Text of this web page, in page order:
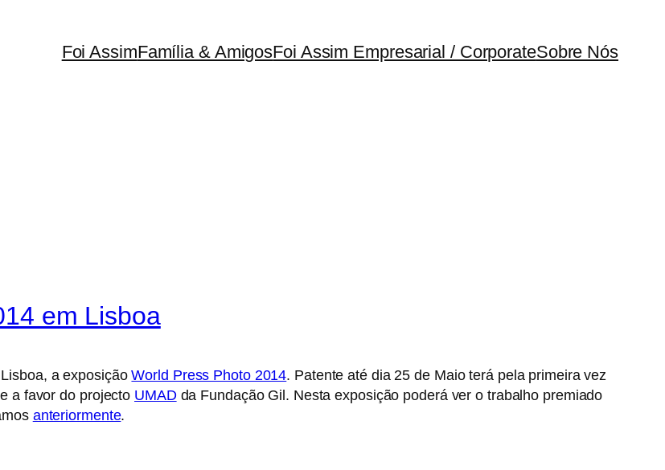
Foi AssimFamília & AmigosFoi Assim Empresarial / CorporateSobre Nós
em Lisboa
a exposiçãoWorld Press Photo 2014. Patente até dia 25 de Maio terá pela primeira vez
a favor do projecto UMADda Fundação Gil. Nesta exposição poderá ver o trabalho premiado
anteriormente.